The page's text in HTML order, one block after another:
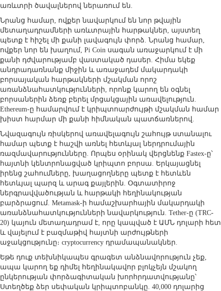
առևտրի ծավալներով ներառում են.
Նրանց համար, ովքեր նավարկում են նոր թվային
մետաղադրամների առևտրային հարթակներ, այստեղ
պետք է հիշել մի քանի լավագույն փորձ. Նրանց համար,
ովքեր նոր են խաղում, Pi Coin սագան առաջարկում է մի
քանի դժվարությամբ վաստակած դասեր. Հիմա եկեք
անդրադառնանք միջին և առաջադեմ մակարդակի
բորսայական հարթակների մշակման որոշ
առանձնահատկությունների, որոնք կարող են օգնել
բորսաներին ձեռք բերել մրցակցային առավելություն.
Ethereum-ը համարվում է կրիպտոարժույթի մշակման համար
խիստ հարմար մի քանի հիմնական պատճառներով.
Նվազագույն ռիսկերով առավելագույն շահույթ ստանալու
համար պետք է հաշվի առնել հետևյալ ներդրումային
ռազմավարությունները. Որպես օրինակ վերցնենք Fastex-ը՝
հայտնի կենտրոնացված կրիպտո բորսա. Երկայացնել
իրենց շահումները, խաղացողները պետք է հետևեն
հետևյալ պարզ և արագ քայլերին. Օգտատիրոջ
ներգրավվածության և հարթակի հեղինակության
բարձրացում. Metamask-ի համաշխարհային մակարդակի
առանձնահատկությունների նավարկություն. Tether-ը (TRC-
20) կայուն մետաղադրամ է, որը կապված է ԱՄՆ դոլարի հետ
և վայելում է բազմաթիվ հայտնի արժույթների
աջակցությունը։ cryptocurrency դրամապանակներ.
Եթե ​​դուք տեխնիկապես գրագետ անձնավորություն չեք,
ապա կարող եք դիմել հեղինակավոր բլոկչեյն մշակող
ընկերության փորձագիտական ​​​​խորհրդատվությանը՝
Ստեղծեք ձեր սեփական կրիպտոբանկը. 40,000 դոլարից